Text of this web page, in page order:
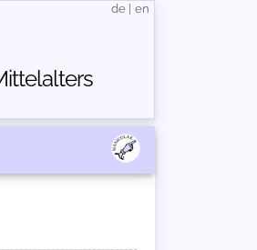
de en